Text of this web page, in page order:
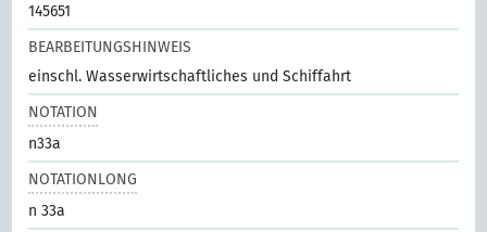
145651
BEARBEITUNGSHINWEIS
einschl. Wasserwirtschaftliches und Schiffahrt
NOTATION
n33a
NOTATIONLONG
n 33a